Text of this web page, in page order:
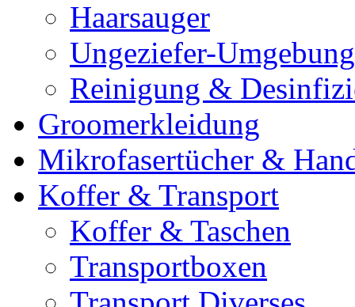
Haarsauger
Ungeziefer-
Reinigung &
Groomerkleidung
Mikrofasertücher &
Koffer & Transport
Koffer & Taschen
Transportboxen